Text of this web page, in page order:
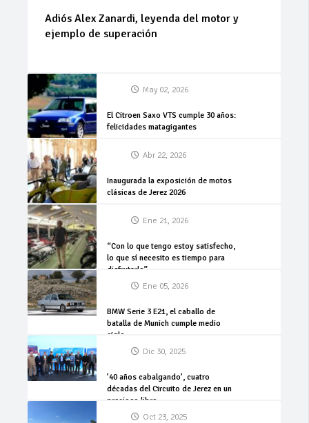
Adiós Alex Zanardi, leyenda del motor y
ejemplo de superación
May 02, 2026
El Citroen Saxo VTS cumple 30 años:
felicidades matagigantes
Abr 22, 2026
Inaugurada la exposición de motos
clásicas de Jerez 2026
Ene 21, 2026
“Con lo que tengo estoy satisfecho,
lo que sí necesito es tiempo para
disfrutarlo”
Ene 05, 2026
BMW Serie 3 E21, el caballo de
batalla de Munich cumple medio
siglo
Dic 30, 2025
’40 años cabalgando’, cuatro
décadas del Circuito de Jerez en un
precioso libro
Oct 23, 2025